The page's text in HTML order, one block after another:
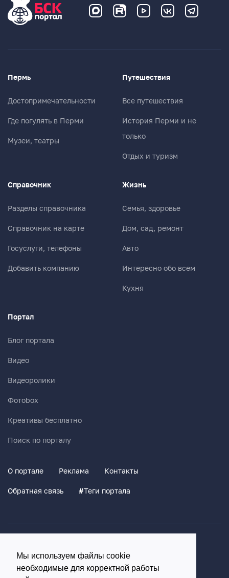
Мы используем файлы cookie
необходимые для корректной работы
Написать комментарий
Имя*
Получать уведомления об ответах
Пермь
Достопримечательности
Где погулять в Перми
Музеи, театры
Путешествия
Все путешествия
История Перми и не
только
Отдых и туризм
Справочник
Разделы справочника
Справочник на карте
Госуслуги, телефоны
Добавить компанию
Жизнь
Семья, здоровье
Дом, сад, ремонт
Авто
Интересно обо всем
Кухня
Портал
Блог портала
Видео
Видеоролики
Фотоbox
Креативы бесплатно
Поиск по порталу
О портале Реклама Контакты
Обратная связь #Теги портала
Согласие на обработку персональных данных
16+